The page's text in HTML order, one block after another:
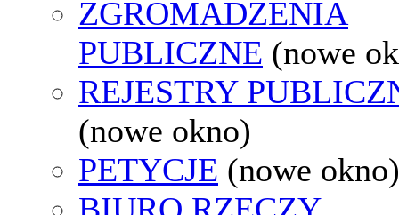
ZGROMADZENIA
PUBLICZNE (nowe
REJESTRY
(nowe okno)
PETYCJE (nowe okno)